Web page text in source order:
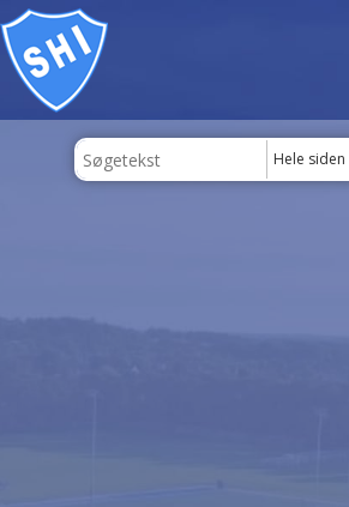
Hele siden